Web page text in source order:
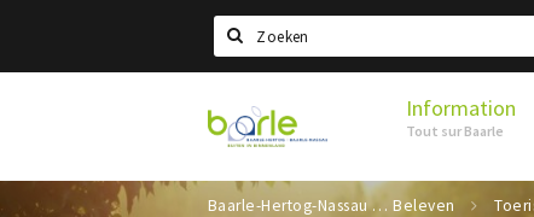
Search
Visit
Baarle
Information
Tout sur Baarle
Baarle-Hertog-Nassau Beleven